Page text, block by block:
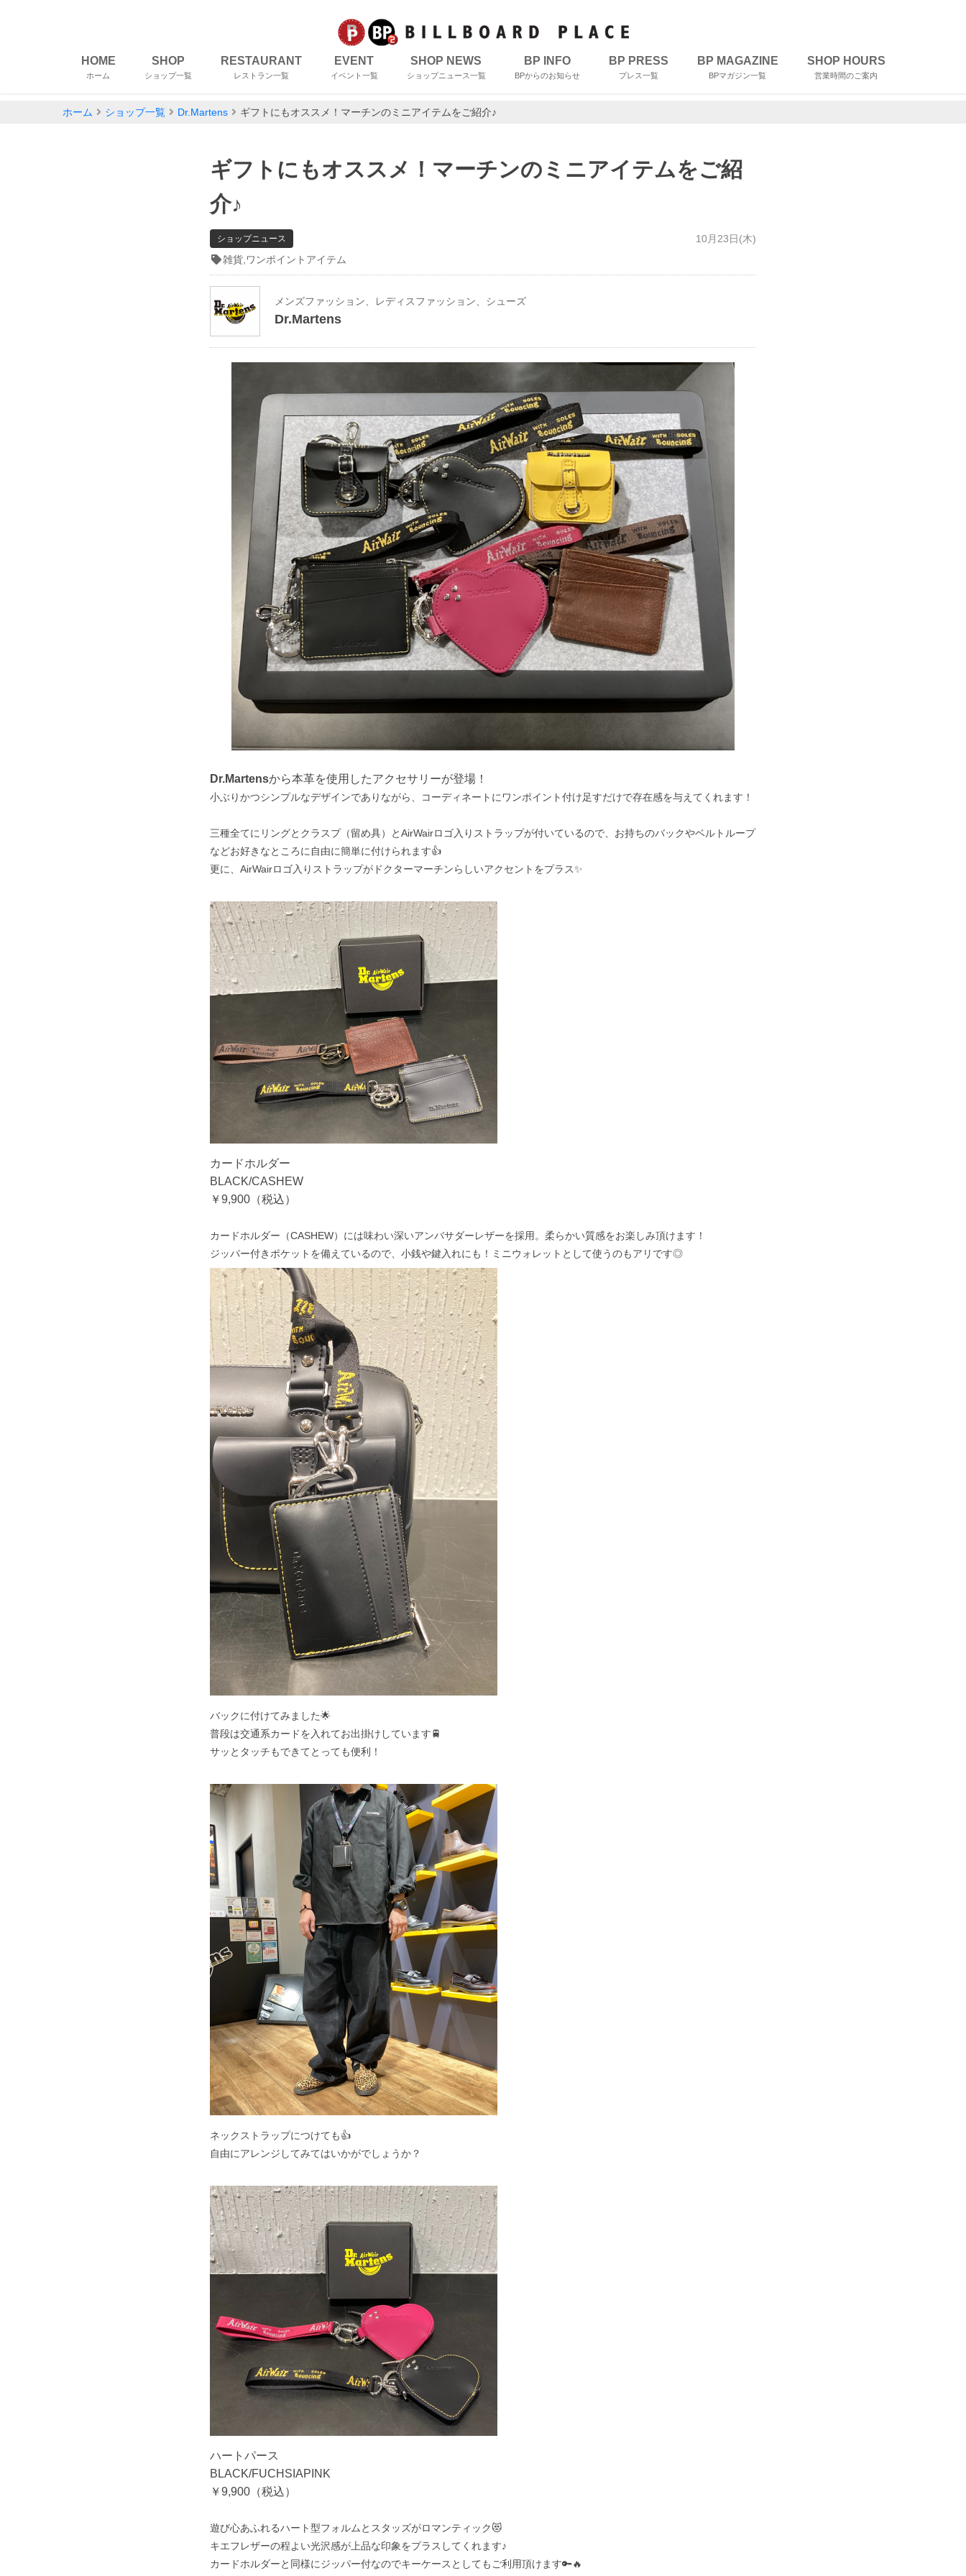
HOME
ホーム
SHOP
ショップ一覧
RESTAURANT
レストラン一覧
EVENT
イベント一覧
SHOP NEWS
ショップニュース一覧
BP INFO
BPからのお知らせ
BP PRESS
プレス一覧
BP MAGAZINE
BPマガジン一覧
SHOP HOURS
営業時間のご案内
ホーム ショップ一覧 Dr.Martens ギフトにもオススメ！マーチンのミニアイテムをご紹介♪
ギフトにもオススメ！マーチンのミニアイテムをご紹
介♪
10月23日(木)
ショップニュース
雑貨,ワンポイントアイテム
メンズファッション、レディスファッション、シューズ
Dr.Martens
Dr.Martensから本革を使用したアクセサリーが登場！
小ぶりかつシンプルなデザインでありながら、コーディネートにワンポイント付け足すだけで存在感を与えてくれます！
三種全てにリングとクラスプ（留め具）とAirWairロゴ入りストラップが付いているので、お持ちのバックやベルトループ
などお好きなところに自由に簡単に付けられます👍
更に、AirWairロゴ入りストラップがドクターマーチンらしいアクセントをプラス✨
カードホルダー
BLACK/CASHEW
￥9,900（税込）
カードホルダー（CASHEW）には味わい深いアンバサダーレザーを採用。柔らかい質感をお楽しみ頂けます！
ジッパー付きポケットを備えているので、小銭や鍵入れにも！ミニウォレットとして使うのもアリです◎
バックに付けてみました🌟
普段は交通系カードを入れてお出掛けしています🚆
サッとタッチもできてとっても便利！
ネックストラップにつけても👍
自由にアレンジしてみてはいかがでしょうか？
ハートパース
BLACK/FUCHSIAPINK
￥9,900（税込）
遊び心あふれるハート型フォルムとスタッズがロマンティック😻
キエフレザーの程よい光沢感が上品な印象をプラスしてくれます♪
カードホルダーと同様にジッパー付なのでキーケースとしてもご利用頂けます🔑🔥